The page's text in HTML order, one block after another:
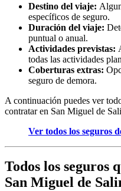
Destino del viaje:
específicos de seguro.
Duración del viaje:
puntual o anual.
Actividades previstas:
todas las actividades
Coberturas extras:
seguro de demora.
A continuación puedes ver
contratar en San Miguel de
Ver todos los seguros
Todos los seguros
San Miguel de